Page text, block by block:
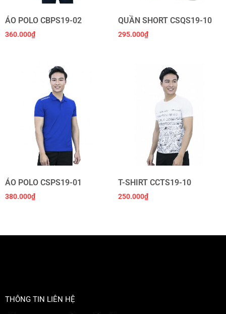
ÁO POLO CBPS19-02
360.000₫
QUẦN SHORT CSQS19-10
295.000₫
ÁO POLO CSPS19-01
380.000₫
T-SHIRT CCTS19-10
250.000₫
THÔNG TIN LIÊN HỆ